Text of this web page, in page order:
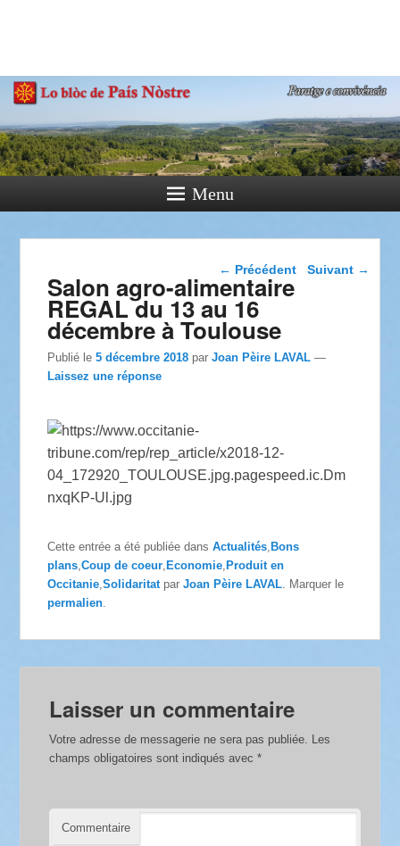
Paratge e Convivència
Menu
Navigation dans les
← Précédent Suivant →
Salon agro-alimentaire
REGAL du 13 au 16
décembre à Toulouse
Publié le5 décembre 2018 parJoan Pèire LAVAL —
Laissez une réponse
Cette entrée a été publiée dansActualités Bons
plans ,Coup de coeur Economie Produit en
Occitanie ,Solidaritat parJoan Pèire LAVAL . Marquer le
permalien
Laisser un commentaire
Votre adresse de messagerie ne sera pas publiée.
Les
champs obligatoires sont indiqués avec*
Commentaire